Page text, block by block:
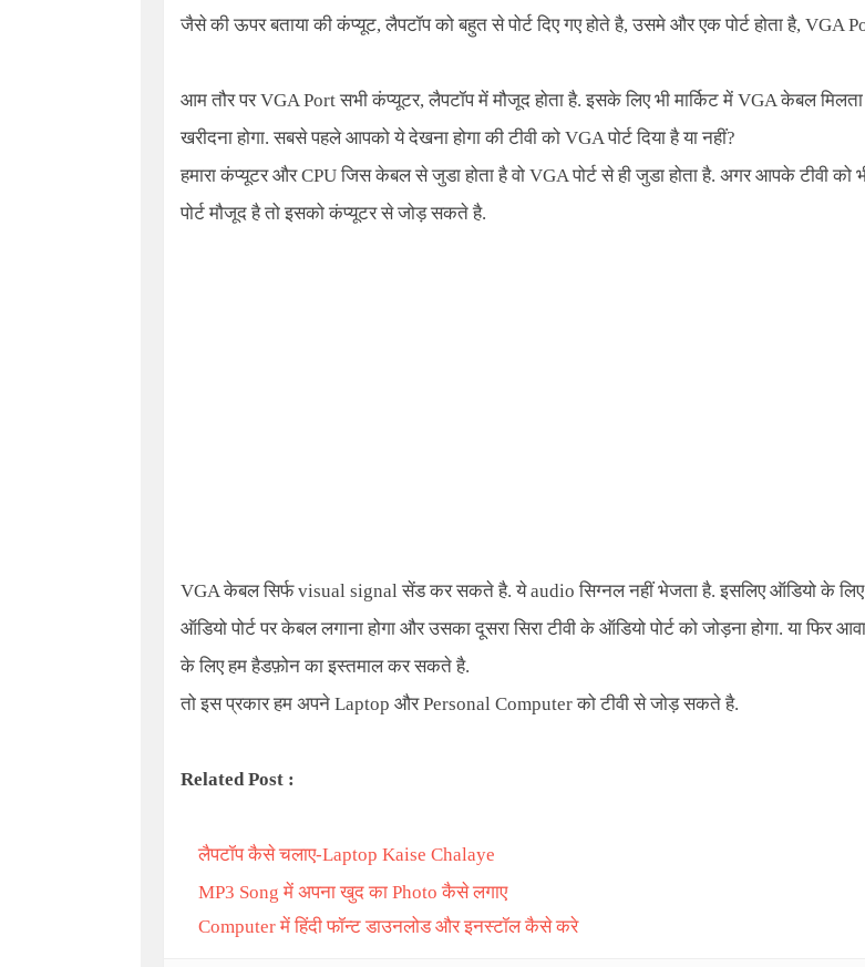
जैसे की ऊपर बताया की कंप्यूट, लैपटॉप को बहुत से पोर्ट दिए गए होते है, उसमे और एक पोर्ट होता है, VGA
आम तौर परVGA Portसभी कंप्यूटर, लैपटॉप में मौजूद होता है. इसके लिए भी मार्किट में VGA केबल मिलता
खरीदना होगा. सबसे पहले आपको ये देखना होगा की टीवी को VGA पोर्ट दिया है या नहीं?
हमारा कंप्यूटर और CPU जिस केबल से जुडा होता है वो VGA पोर्ट से ही जुडा होता है. अगर आपके टीवी को
पोर्ट मौजूद है तो इसको कंप्यूटर से जोड़ सकते है.
VGA केबल सिर्फ visual signal सेंड कर सकते है. ये audio सिग्नल नहीं भेजता है. इसलिए ऑडियो के
ऑडियो पोर्ट पर केबल लगाना होगा और उसका दूसरा सिरा टीवी के ऑडियो पोर्ट को जोड़ना होगा. या फिर
के लिए हम हैडफ़ोन का इस्तमाल कर सकते है.
तो इस प्रकार हम अपने Laptop और Personal Computer को टीवी से जोड़ सकते है.
Related Post :
लैपटॉप कैसे चलाए-Laptop Kaise Chalaye
MP3 Songमें अपना खुद का Photoकैसे लगाए
Computerमें हिंदी फॉन्ट डाउनलोड और इनस्टॉल कैसे करे